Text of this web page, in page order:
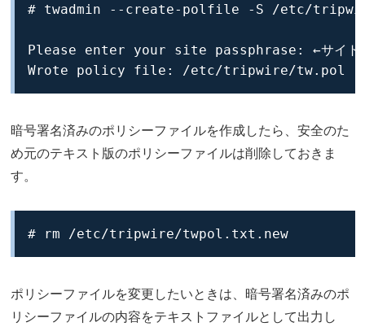
# twadmin --create-polfile -S /etc/
Please enter your site passphrase: ←サイトパ
Wrote policy file: /etc/tripwire/tw.pol
暗号署名済みのポリシーファイルを作成したら、安全のた
め元のテキスト版のポリシーファイルは削除しておきま
す。
# rm /etc/tripwire/twpol.txt.new
ポリシーファイルを変更したいときは、暗号署名済みのポ
リシーファイルの内容をテキストファイルとして出力し